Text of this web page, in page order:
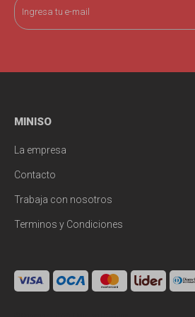
MINISO
La empresa
Contacto
Trabaja con nosotros
Terminos y Condiciones